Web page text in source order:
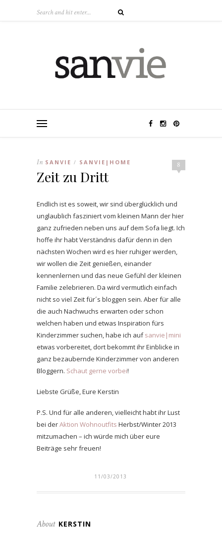
8
In SANVIE / SANVIE|HOME
Zeit zu Dritt
Endlich ist es soweit, wir sind überglücklich und
unglaublich fasziniert vom kleinen Mann der hier
ganz zufrieden neben uns auf dem Sofa liegt. Ich
hoffe ihr habt Verständnis dafür denn in den
nächsten Wochen wird es hier ruhiger werden,
wir wollen die Zeit genießen, einander
kennenlernen und das neue Gefühl der kleinen
Familie zelebrieren. Da wird vermutlich einfach
nicht so viel Zeit für´s bloggen sein. Aber für alle
die auch Nachwuchs erwarten oder schon
welchen haben und etwas Inspiration fürs
Kinderzimmer suchen, habe ich aufsanvie|mini
etwas vorbereitet, dort bekommt ihr Einblicke in
ganz bezaubernde Kinderzimmer von anderen
Bloggern. Schaut gerne vorbei!
Liebste Grüße, Eure Kerstin
P.S. Und für alle anderen, vielleicht habt ihr Lust
bei derAktion Wohnoutfits Herbst/Winter 2013
mitzumachen – ich würde mich über eure
Beiträge sehr freuen!
11/03/2013
About KERSTIN